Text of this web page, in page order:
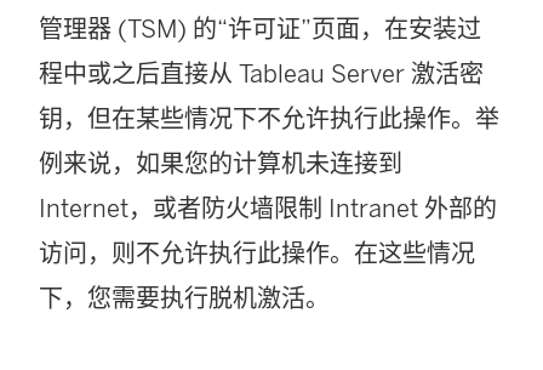
管理器 (TSM) 的“许可证”页面，在安装过
程中或之后直接从 Tableau Server 激活密
钥，但在某些情况下不允许执行此操作。举
例来说，如果您的计算机未连接到
Internet，或者防火墙限制 Intranet 外部的
访问，则不允许执行此操作。在这些情况
下，您需要执行脱机激活。